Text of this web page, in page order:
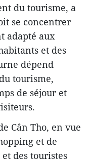
du tourisme, a
se concentrer
adapté aux
et des
dépend
tourisme,
de séjour et
Cân Tho, en vue
et de
des touristes